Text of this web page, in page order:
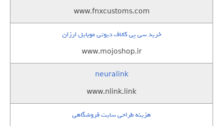
www.fnxcustoms.com
خرید سی پی کالاف دیوتی موبایل ارزان
www.mojoshop.ir
neuralink
www.nlink.link
هزینه طراحی سایت فروشگاهی